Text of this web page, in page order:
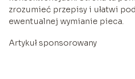
zrozumieć przepisy i ułatwi
ewentualnej wymianie pieca.
Artykuł sponsorowany